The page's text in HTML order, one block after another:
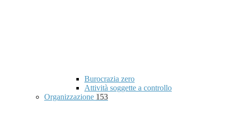
Burocrazia zero
Attività soggette a controllo
Organizzazione 153